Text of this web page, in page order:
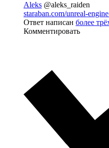
Aleks @aleks_raiden
staraban.com/unreal-
Ответ написан более
Комментировать